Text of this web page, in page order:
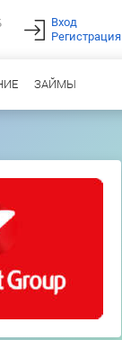
Вход
Регистрация
ЗАЙМЫ